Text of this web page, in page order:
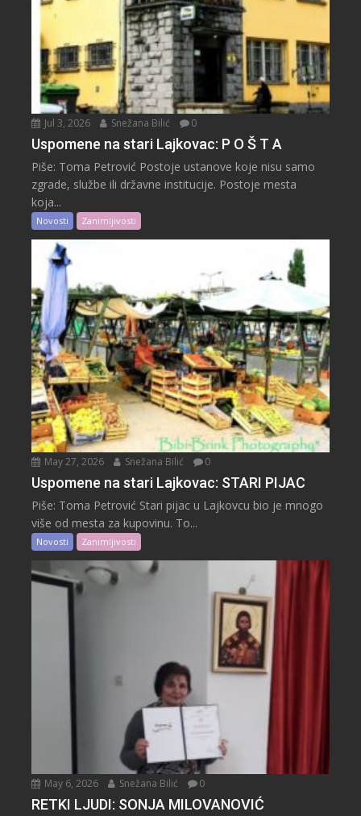
Jul 3, 2026 Snežana Bilić 0
Uspomene na stari Lajkovac: P O Š T A
Piše: Toma Petrović Postoje ustanove koje nisu samo
zgrade, službe ili državne institucije. Postoje mesta
koja...
Novosti Zanimljivosti
May 27, 2026 Snežana Bilić 0
Uspomene na stari Lajkovac: STARI PIJAC
Piše: Toma Petrović Stari pijac u Lajkovcu bio je mnogo
više od mesta za kupovinu. To...
Novosti Zanimljivosti
May 6, 2026 Snežana Bilić 0
RETKI LJUDI: SONJA MILOVANOVIĆ